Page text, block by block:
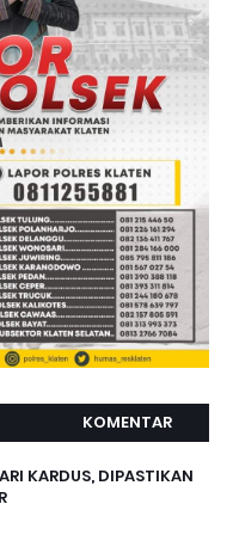
KOMENTAR
KARDUS, DIPASTIKAN